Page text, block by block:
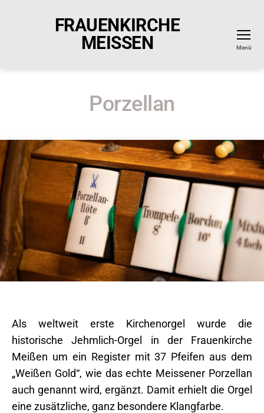
FRAUENKIRCHE
MEISSEN
Menü
Porzellan
Als weltweit erste Kirchenorgel wurde die
historische Jehmlich-Orgel in der Frauenkirche
Meißen um ein Register mit 37 Pfeifen aus dem
„Weißen Gold“, wie das echte Meissener Porzellan
auch genannt wird, ergänzt. Damit erhielt die Orgel
eine zusätzliche, ganz besondere Klangfarbe.